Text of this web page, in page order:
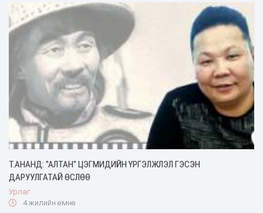
Т.АНАНД: ''АЛТАН'' ЦЭГМИДИЙН ҮРГЭЛЖЛЭЛ ГЭСЭН
ДАРУУЛГАТАЙ ӨСЛӨӨ
Урлаг
4 жилийн өмнө